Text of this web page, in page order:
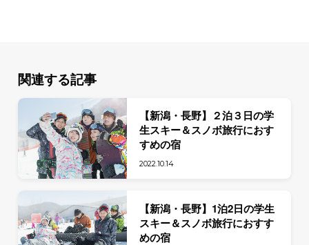
関連する記事
【新潟・長野】２泊３日の学
生スキー＆スノボ旅行におす
すめの宿
2022.10.14
【新潟・長野】1泊2日の学生
スキー＆スノボ旅行におすす
めの宿